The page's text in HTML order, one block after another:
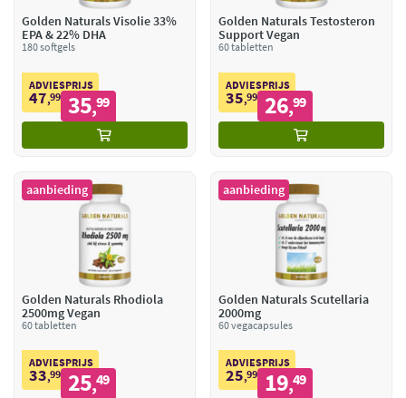
Golden Naturals Visolie 33%
EPA & 22% DHA
180 softgels
ADVIESPRIJS
47,99 35,99
Golden Naturals Testosteron
Support Vegan
60 tabletten
ADVIESPRIJS
35,99 26,99
aanbieding
Golden Naturals Rhodiola
2500mg Vegan
60 tabletten
ADVIESPRIJS
33,99 25,49
aanbieding
Golden Naturals Scutellaria
2000mg
60 vegacapsules
ADVIESPRIJS
25,99 19,49